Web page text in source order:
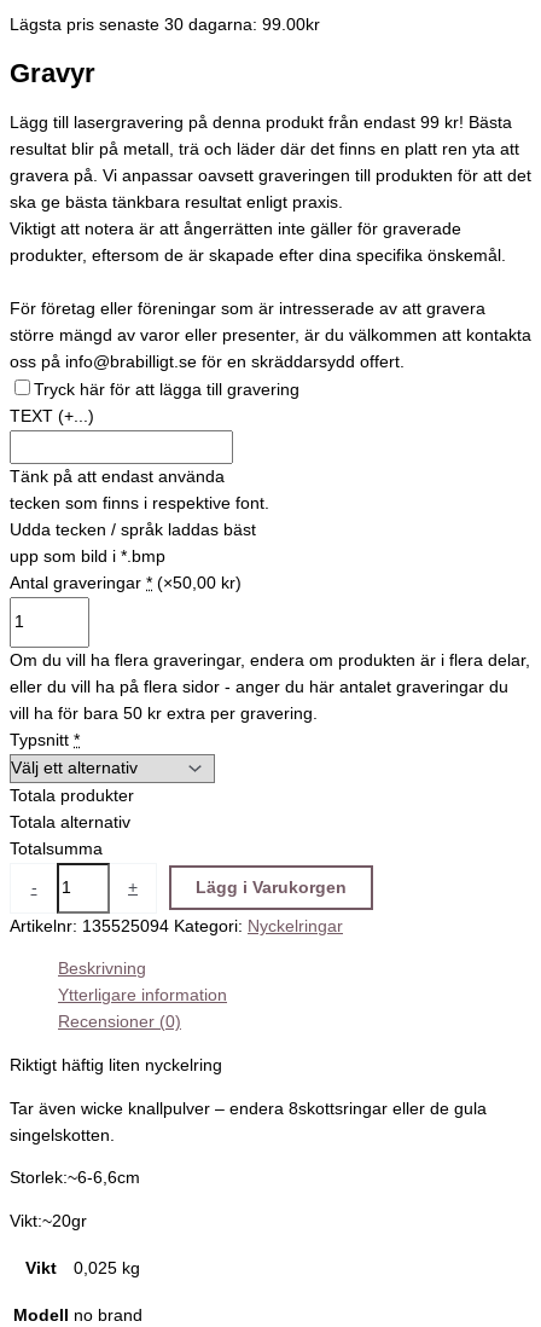
Lägsta pris senaste 30 dagarna: 99.00kr
Gravyr
Lägg till lasergravering på denna produkt från endast 99 kr! Bästa
resultat blir på metall, trä och läder där det finns en platt ren yta att
gravera på. Vi anpassar oavsett graveringen till produkten för att det
ska ge bästa tänkbara resultat enligt praxis.
Viktigt att notera är att ångerrätten inte gäller för graverade
produkter, eftersom de är skapade efter dina specifika önskemål.
För företag eller föreningar som är intresserade av att gravera
större mängd av varor eller presenter, är du välkommen att kontakta
oss på info@brabilligt.se för en skräddarsydd offert.
Tryck här för att lägga till gravering
TEXT (+...)
Tänk på att endast använda
tecken som finns i respektive font.
Udda tecken / språk laddas bäst
upp som bild i *.bmp
Antal graveringar * (×50,00 kr)
Om du vill ha flera graveringar, endera om produkten är i flera delar,
eller du vill ha på flera sidor - anger du här antalet graveringar du
vill ha för bara 50 kr extra per gravering.
Typsnitt *
Totala produkter
Totala alternativ
Totalsumma
- + Lägg i Varukorgen
Artikelnr: 135525094 Kategori: Nyckelringar
Beskrivning
Ytterligare information
Recensioner (0)
Riktigt häftig liten nyckelring
Tar även wicke knallpulver – endera 8skottsringar eller de gula
singelskotten.
Storlek:~6-6,6cm
Vikt:~20gr
Vikt 0,025 kg
Modell no brand